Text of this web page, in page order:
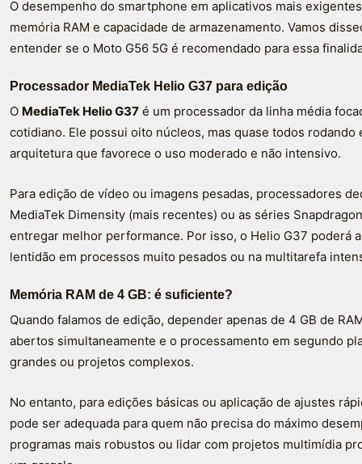
O desempenho do smartphone em aplicativos mais
memória RAM e capacidade de armazenamento. Vamos
entender se o Moto G56 5G é recomendado para essa
Processador MediaTek Helio G37 para edição
O MediaTek Helio G37 é um processador da linha média
cotidiano. Ele possui oito núcleos, mas quase todos rodando
arquitetura que favorece o uso moderado e não intensivo.
Para edição de vídeo ou imagens pesadas, processadores
MediaTek Dimensity (mais recentes) ou as séries
entregar melhor performance. Por isso, o Helio G37 poderá
lentidão em processos muito pesados ou na multitarefa
Memória RAM de 4 GB: é suficiente?
Quando falamos de edição, depender apenas de 4 GB de
abertos simultaneamente e o processamento em segundo
grandes ou projetos complexos.
No entanto, para edições básicas ou aplicação de ajustes
pode ser adequada para quem não precisa do máximo
programas mais robustos ou lidar com projetos multimídia